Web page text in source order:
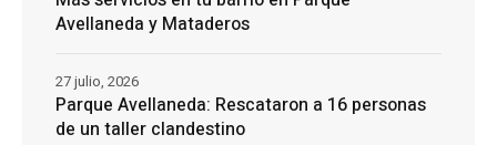
Avellaneda y Mataderos
Parque Avellaneda: Rescataron a 16 personas
de un taller clandestino
27 julio, 2026